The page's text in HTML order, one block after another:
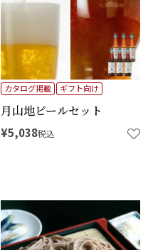
月山地ビールセット
カタログ掲載 ギフト向け
¥5,038税込